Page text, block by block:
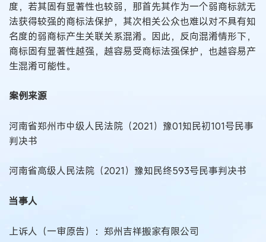
度，若其固有显著性也较弱，那首先其作为一个弱商标就无
法获得较强的商标法保护，其次相关公众也难以对不具有知
名度的弱商标产生关联关系混淆。因此，反向混淆情形下，
商标固有显著性越强，越容易受商标法强保护，也越容易产
生混淆可能性。
案例来源
河南省郑州市中级人民法院（2021）豫01知民初101号民事
判决书
河南省高级人民法院（2021）豫知民终593号民事判决书
当事人
上诉人（一审原告）：郑州吉祥搬家有限公司